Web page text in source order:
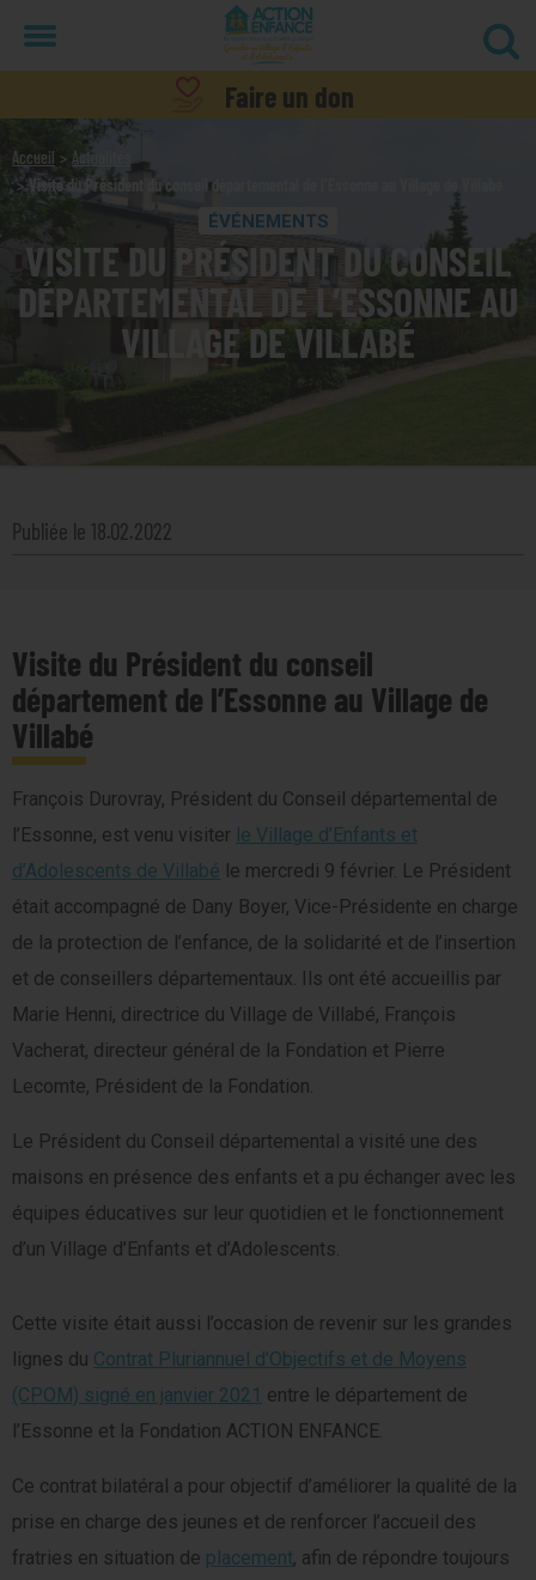
Faire un don
Accueil
Actualités
Visite du Président du conseil départemental de l’Essonne au Village de Villabé
ÉVÉNEMENTS
VISITE DU PRÉSIDENT DU CONSEIL
DÉPARTEMENTAL DE L’ESSONNE AU
VILLAGE DE VILLABÉ
Publiée le 18.02.2022
Visite du Président du conseil
département de l’Essonne au Village de
Villabé
François Durovray, Président du Conseil départemental de
l’Essonne, est venu visiter le Village d’Enfants et
d’Adolescents de Villabé le mercredi 9 février. Le Président
était accompagné de Dany Boyer, Vice-Présidente en charge
de la protection de l’enfance, de la solidarité et de l’insertion
et de conseillers départementaux. Ils ont été accueillis par
Marie Henni, directrice du Village de Villabé, François
Vacherat, directeur général de la Fondation et Pierre
Lecomte, Président de la Fondation.
Le Président du Conseil départemental a visité une des
maisons en présence des enfants et a pu échanger avec les
équipes éducatives sur leur quotidien et le fonctionnement
d’un Village d’Enfants et d’Adolescents.
Cette visite était aussi l’occasion de revenir sur les grandes
lignes du Contrat Pluriannuel d’Objectifs et de Moyens
(CPOM) signé en janvier 2021 entre le département de
l’Essonne et la Fondation ACTION ENFANCE.
Ce contrat bilatéral a pour objectif d’améliorer la qualité de la
prise en charge des jeunes et de renforcer l’accueil des
fratries en situation de placement, afin de répondre toujours